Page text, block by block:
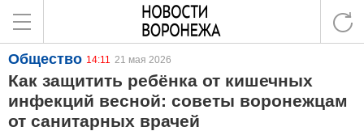
Общество 14:11 21 мая 2026
Как защитить ребёнка от кишечных
инфекций весной: советы воронежцам
от санитарных врачей